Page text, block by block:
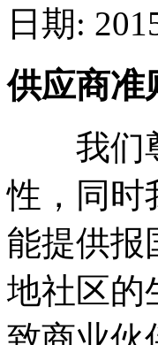
日期:
供应商准
我们尊
性，同时
能提供报
地社区的